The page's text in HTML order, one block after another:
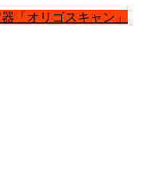
「オリゴスキャン」